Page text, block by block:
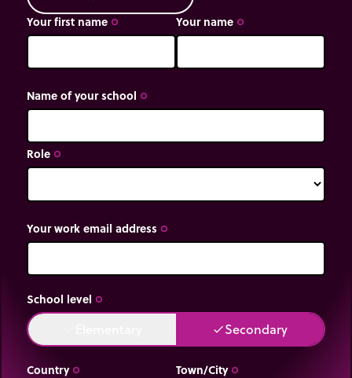
geen stroom en de lamp gaat niet branden.
Your first name trip_origin Your name trip_origin
Name of your school trip_origin
Role trip_origin
Your work email address trip_origin
School level trip_origin
doneSecondary
Country trip_origin Town/City trip_origin